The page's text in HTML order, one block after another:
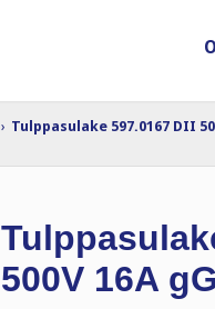
› Tulppasulake 597.0167 DII
500V 16A